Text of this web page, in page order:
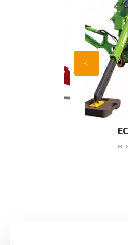
ECO
MINI